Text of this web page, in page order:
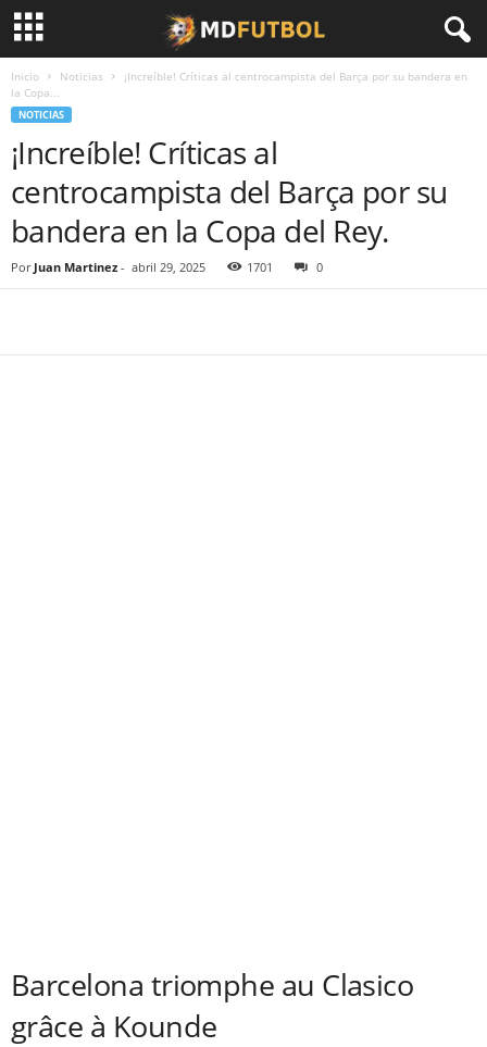
Inicio Noticias
¡Increíble! Críticas al centrocampista del Barça por su bandera en
la Copa...
NOTICIAS
¡Increíble! Críticas al
centrocampista del Barça por su
bandera en la Copa del Rey.
Por Juan Martinez - abril 29, 2025 1701 0
Barcelona triomphe au Clasico
grâce à Kounde